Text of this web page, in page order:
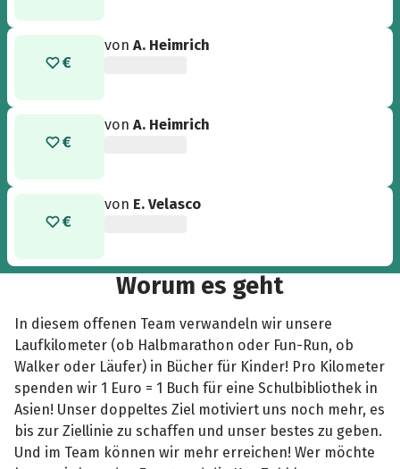
vonA. Heimrich
vonA. Heimrich
von E. Velasco
Worum es geht
In diesem offenen Team verwandeln wir unsere
Laufkilometer (ob Halbmarathon oder Fun-Run, ob
Walker oder Läufer) in Bücher für Kinder! Pro Kilometer
spenden wir 1 Euro = 1 Buch für eine Schulbibliothek in
Asien! Unser doppeltes Ziel motiviert uns noch mehr, es
bis zur Ziellinie zu schaffen und unser bestes zu geben.
Und im Team können wir mehr erreichen! Wer möchte